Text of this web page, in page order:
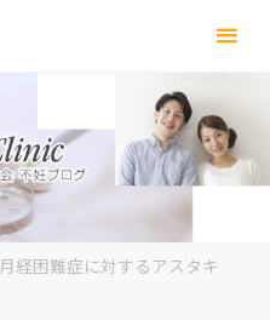
月経困難症に対するアスタキ